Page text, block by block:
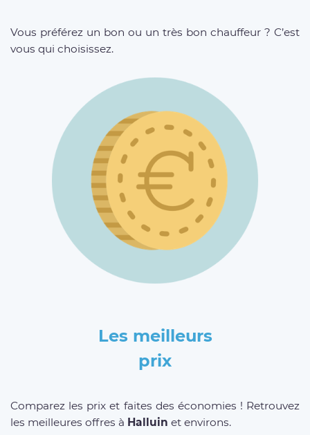
Vous préférez un bon ou un très bon chauffeur ? C’est
vous qui choisissez.
Les meilleurs
prix
Comparez les prix et faites des économies ! Retrouvez
les meilleures offres à Halluin et environs.